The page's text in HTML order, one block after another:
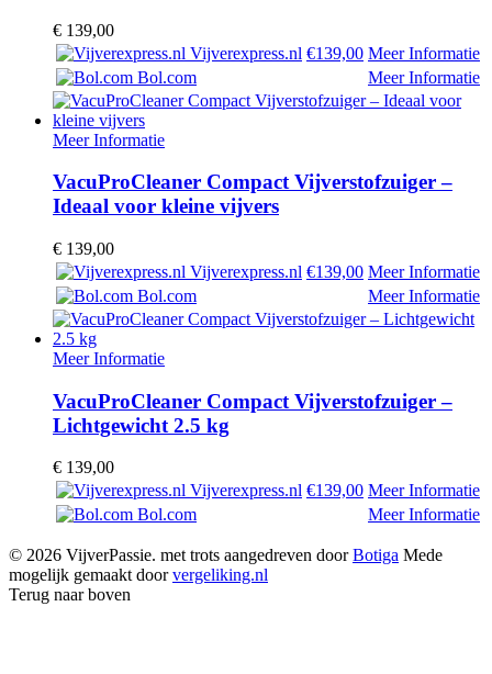
€ 139,00
Vijverexpress.nl €139,00 Meer Informatie
Bol.com
Meer Informatie
Meer Informatie
VacuProCleaner Compact Vijverstofzuiger –
Ideaal voor kleine vijvers
€ 139,00
Vijverexpress.nl €139,00 Meer Informatie
Bol.com
Meer Informatie
Meer Informatie
VacuProCleaner Compact Vijverstofzuiger –
Lichtgewicht 2.5 kg
€ 139,00
Vijverexpress.nl €139,00 Meer Informatie
Bol.com
Meer Informatie
© 2026 VijverPassie. met trots aangedreven doorBotiga Mede
mogelijk gemaakt doorvergeliking.nl
Terug naar boven